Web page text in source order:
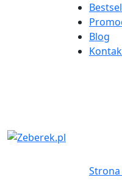
Blog
Strona